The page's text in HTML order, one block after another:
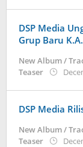
DSP Media
Grup Baru
New Album /
Teaser
DSP Media
New Album /
Teaser